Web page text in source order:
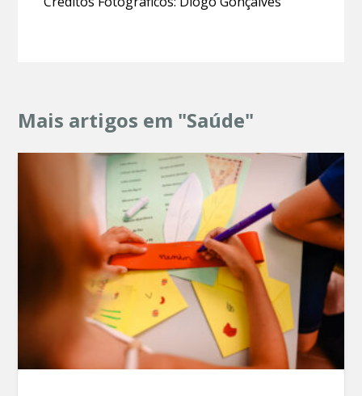
Mais artigos em "Saúde"